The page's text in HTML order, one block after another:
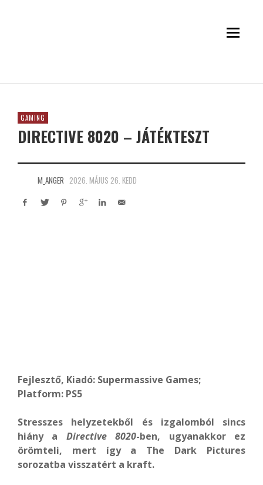
GAMING
DIRECTIVE 8020 – JÁTÉKTESZT
M_ANGER 2026. MÁJUS 26. KEDD
Fejlesztő, Kiadó: Supermassive Games;
Platform: PS5
Stresszes helyzetekből és izgalomból sincs
hiány a Directive 8020-ben, ugyanakkor ez
örömteli, mert így a The Dark Pictures
sorozatba visszatért a kraft.